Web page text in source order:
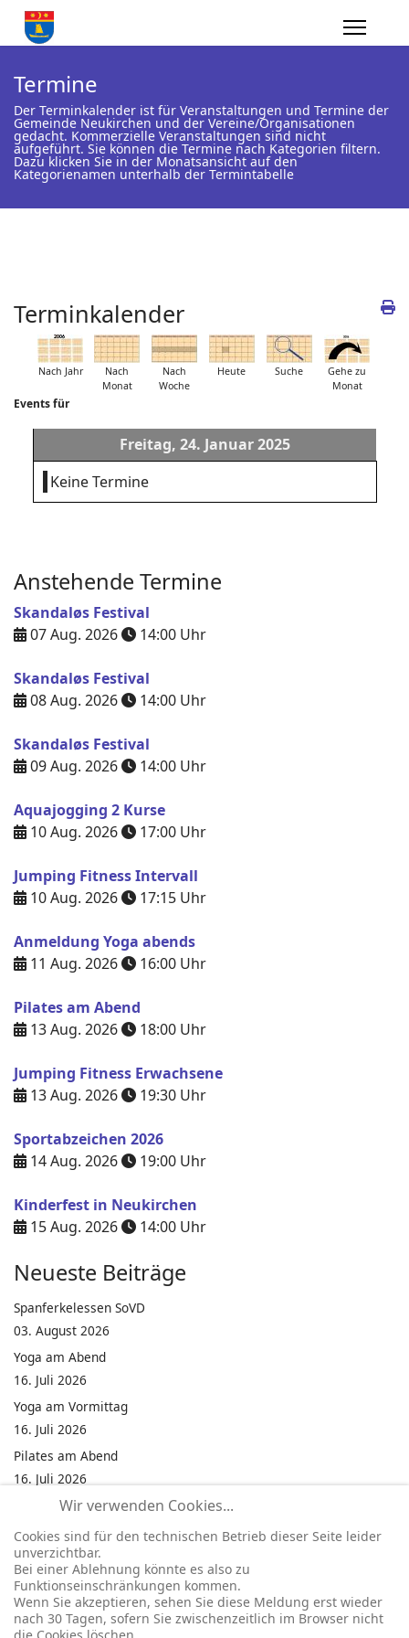
Termine
Der Terminkalender ist für Veranstaltungen und Termine der
Gemeinde Neukirchen und der Vereine/Organisationen
gedacht. Kommerzielle Veranstaltungen sind nicht
aufgeführt. Sie können die Termine nach Kategorien filtern.
Dazu klicken Sie in der Monatsansicht auf den
Kategorienamen unterhalb der Termintabelle
Terminkalender
Nach Jahr
Nach
Monat
Nach
Woche
Heute Suche
Gehe zu
Monat
Events für
Freitag, 24. Januar 2025
Keine Termine
Anstehende Termine
Skandaløs Festival
07 Aug. 2026
14:00 Uhr
Skandaløs Festival
08 Aug. 2026
14:00 Uhr
Skandaløs Festival
09 Aug. 2026
14:00 Uhr
Aquajogging 2 Kurse
10 Aug. 2026
17:00 Uhr
Jumping Fitness Intervall
10 Aug. 2026
17:15 Uhr
Anmeldung Yoga abends
11 Aug. 2026
16:00 Uhr
Pilates am Abend
13 Aug. 2026
18:00 Uhr
Jumping Fitness Erwachsene
13 Aug. 2026
19:30 Uhr
Sportabzeichen 2026
14 Aug. 2026
19:00 Uhr
Kinderfest in Neukirchen
15 Aug. 2026
14:00 Uhr
Neueste Beiträge
Spanferkelessen SoVD
03. August 2026
Yoga am Abend
16. Juli 2026
Yoga am Vormittag
16. Juli 2026
Pilates am Abend
16. Juli 2026
Jumping Fitness Intervall
16. Juli 2026
Jumping Fitness Erwachsene
16. Juli 2026
Kinderfest in Neukirchen
16. Juli 2026
Wir verwenden Cookies...
Cookies sind für den technischen Betrieb dieser Seite leider
unverzichtbar.
Bei einer Ablehnung könnte es also zu
Funktionseinschränkungen kommen.
Wenn Sie akzeptieren, sehen Sie diese Meldung erst wieder
nach 30 Tagen, sofern Sie zwischenzeitlich im Browser nicht